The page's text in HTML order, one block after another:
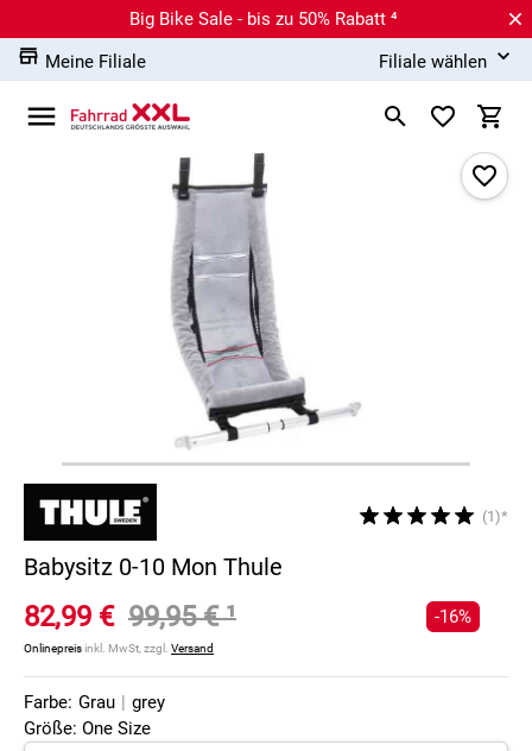
Big Bike Sale - bis zu 50% Rabatt ⁴
Meine Filiale
Filiale wählen
(1)*
Babysitz 0-10 Mon Thule
82,99 € 99,95 €¹
Onlinepreisinkl. MwSt, zzgl. Versand
-16%
Farbe: Grau | grey
Größe: One Size